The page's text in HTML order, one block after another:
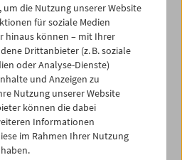
Einladung des Filmmuseums
März besuchte er die
FilmsOnce Upon A Time in
Retrospektive "God's Own
um die Nutzung unserer Website
für soziale Medien
hinaus können – mit Ihrer
Drittanbieter (z. B. soziale
oder Analyse-Dienste)
und Anzeigen zu
Nutzung unserer Website
können die dabei
Informationen
im Rahmen Ihrer Nutzung